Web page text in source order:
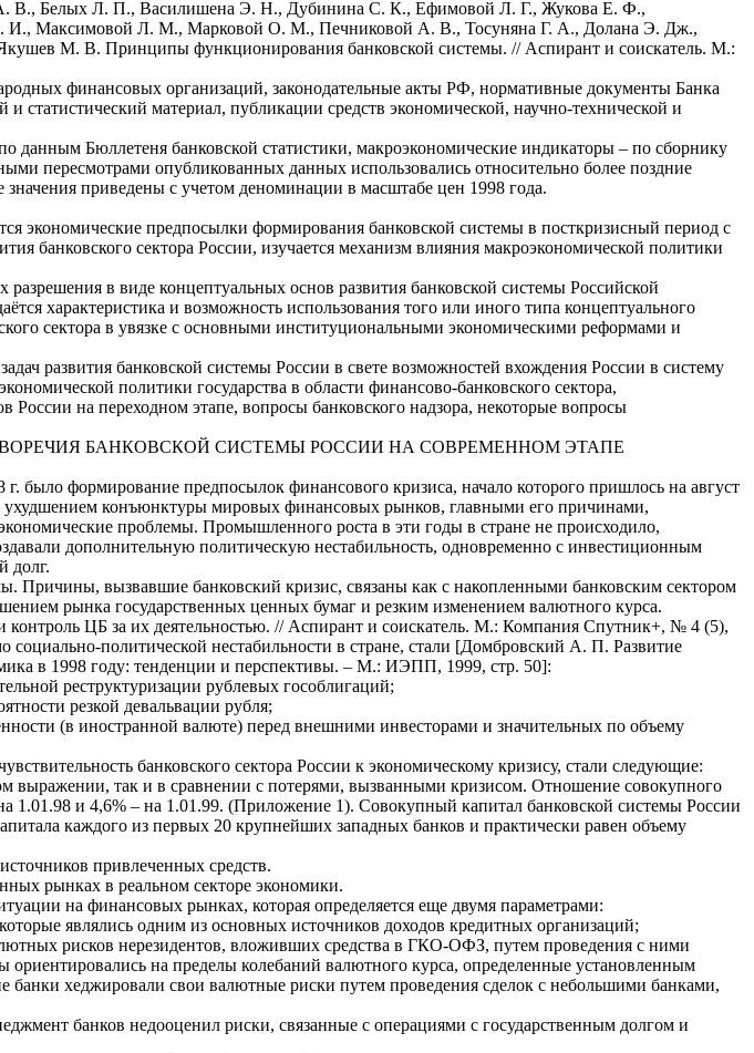
А. В., Белых Л. П., Василишена Э. Н., Дубинина С. К., Ефимовой Л. Г., Жукова Е. Ф.,
Максимовой Л. М., Марковой О. М., Печниковой А. В., Тосуняна Г. А., Долана Э. Дж.,
М. В. Принципы функционирования банковской системы. // Аспирант и соискатель. М.:
финансовых организаций, законодательные акты РФ, нормативные документы Банка
статистический материал, публикации средств экономической, научно-технической и
данным Бюллетеня банковской статистики, макроэкономические индикаторы – по сборнику
пересмотрами опубликованных данных использовались относительно более поздние
приведены с учетом деноминации в масштабе цен 1998 года.
экономические предпосылки формирования банковской системы в посткризисный период с
банковского сектора России, изучается механизм влияния макроэкономической политики
разрешения в виде концептуальных основ развития банковской системы Российской
характеристика и возможность использования того или иного типа концептуального
сектора в увязке с основными институциональными экономическими реформами и
развития банковской системы России в свете возможностей вхождения России в систему
политики государства в области финансово-банковского сектора,
на переходном этапе, вопросы банковского надзора, некоторые вопросы
БАНКОВСКОЙ СИСТЕМЫ РОССИИ НА СОВРЕМЕННОМ ЭТАПЕ
было формирование предпосылок финансового кризиса, начало которого пришлось на август
ухудшением конъюнктуры мировых финансовых рынков, главными его причинами,
проблемы. Промышленного роста в эти годы в стране не происходило,
дополнительную политическую нестабильность, одновременно с инвестиционным
долг.
Причины, вызвавшие банковский кризис, связаны как с накопленными банковским сектором
рынка государственных ценных бумаг и резким изменением валютного курса.
ЦБ за их деятельностью. // Аспирант и соискатель. М.: Компания Спутник+, № 4 (5),
политической нестабильности в стране, стали [Домбровский А. П. Развитие
в 1998 году: тенденции и перспективы. – М.: ИЭПП, 1999, стр. 50]:
реструктуризации рублевых гособлигаций;
резкой девальвации рубля;
(в иностранной валюте) перед внешними инвесторами и значительных по объему
банковского сектора России к экономическому кризису, стали следующие:
выражении, так и в сравнении с потерями, вызванными кризисом. Отношение совокупного
1.01.98 и 4,6% – на 1.01.99. (Приложение 1). Совокупный капитал банковской системы России
каждого из первых 20 крупнейших западных банков и практически равен объему
привлеченных средств.
рынках в реальном секторе экономики.
на финансовых рынках, которая определяется еще двумя параметрами:
являлись одним из основных источников доходов кредитных организаций;
рисков нерезидентов, вложивших средства в ГКО-ОФЗ, путем проведения с ними
на пределы колебаний валютного курса, определенные установленным
хеджировали свои валютные риски путем проведения сделок с небольшими банками,
банков недооценил риски, связанные с операциями с государственным долгом и